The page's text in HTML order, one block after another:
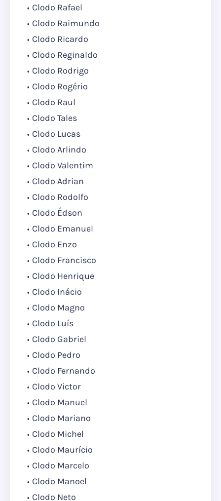
Clodo Rafael
Clodo Raimundo
Clodo Ricardo
Clodo Reginaldo
Clodo Rodrigo
Clodo Rogério
Clodo Raul
Clodo Tales
Clodo Lucas
Clodo Arlindo
Clodo Valentim
Clodo Adrian
Clodo Rodolfo
Clodo Édson
Clodo Emanuel
Clodo Enzo
Clodo Francisco
Clodo Henrique
Clodo Inácio
Clodo Magno
Clodo Luís
Clodo Gabriel
Clodo Pedro
Clodo Fernando
Clodo Victor
Clodo Manuel
Clodo Mariano
Clodo Michel
Clodo Maurício
Clodo Marcelo
Clodo Manoel
Clodo Neto